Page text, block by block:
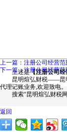
上述是【注册公司经
昆明煊弘财税——昆明
代理记账业务,欢迎致电。
搜索“昆明煊弘财税网
返回
上一篇：注册公司经营
下一篇：注册公司经营